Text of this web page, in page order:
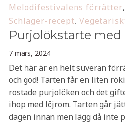
Melodifestivalens förrätter,
Schlager-recept,
Purjolökstarte med
7 mars, 2024
Det här är en helt suverän
och god! Tarten får en liten
rostade purjolöken och det
ihop med löjrom. Tarten går
dagen innan men lägg då inte